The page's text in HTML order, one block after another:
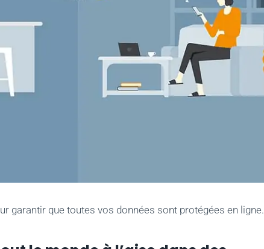
garantir que toutes vos données sont protégées en ligne.